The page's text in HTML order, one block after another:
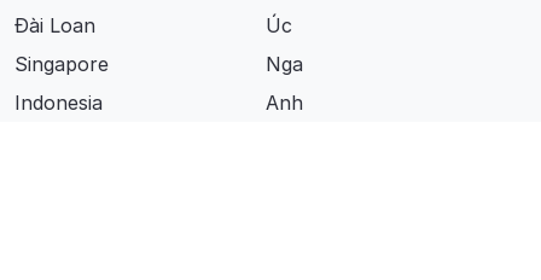
Đài Loan
Úc
Singapore
Nga
Indonesia
Anh